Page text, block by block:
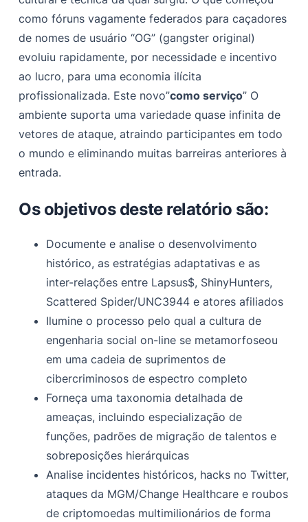
Fragmentação e exclusões: quem não se mudou para
os fóruns de violações?
Instabilidade administrativa e fragmentação final (2023
—2025)
“Consequências”: surgimento de grupos e anomalias
designados pela UNC
The Apex Predator: Surgimento de caçadores dispersos
de Lapsus$
Campanhas e escopo de alto perfil
marca OPSEC
O ecossistema subterrâneo “como serviço” que alimenta
o COM e por que é difícil monitorar os IOCs
Funções-chave na cadeia de suprimentos moderna do
crime cibernético
Por que isso torna os IOCs quase impossíveis de rastrear
Principais desafios operacionais na detecção moderna
de crimes cibernéticos
O cenário atual: consolidação e convergência leste-
oeste (2025)
As plataformas sucessoras de língua inglesa
BreachStars (o principal hub)
como fóruns vagamente federados para caçadores
de nomes de usuário “OG” (gangster original)
evoluiu rapidamente, por necessidade e incentivo
ao lucro, para uma economia ilícita
profissionalizada. Este novo”como serviço” O
ambiente suporta uma variedade quase infinita de
vetores de ataque, atraindo participantes em todo
o mundo e eliminando muitas barreiras anteriores à
entrada.
Os objetivos deste relatório são:
Documente e analise o desenvolvimento
histórico, as estratégias adaptativas e as
inter-relações entre Lapsus$, ShinyHunters,
Scattered Spider/UNC3944 e atores afiliados
Ilumine o processo pelo qual a cultura de
engenharia social on-line se metamorfoseou
em uma cadeia de suprimentos de
cibercriminosos de espectro completo
Forneça uma taxonomia detalhada de
ameaças, incluindo especialização de
funções, padrões de migração de talentos e
sobreposições hierárquicas
Analise incidentes históricos, hacks no Twitter,
ataques da MGM/Change Healthcare e roubos
de criptomoedas multimilionários de forma